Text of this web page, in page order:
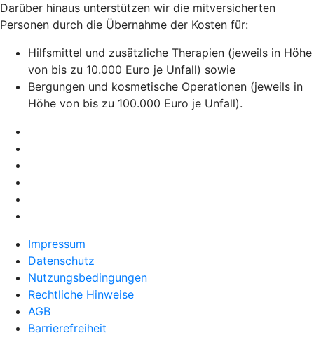
Darüber hinaus unterstützen wir die mitversicherten
Personen durch die Übernahme der Kosten für:
Hilfsmittel und zusätzliche Therapien (jeweils in Höhe
von bis zu 10.000 Euro je Unfall) sowie
Bergungen und kosmetische Operationen (jeweils in
Höhe von bis zu 100.000 Euro je Unfall).
Impressum
Datenschutz
Nutzungsbedingungen
Rechtliche Hinweise
AGB
Barrierefreiheit